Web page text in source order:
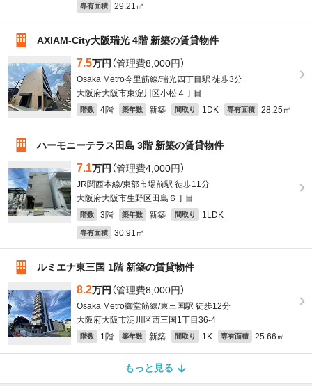
専有面積 29.21㎡
AXIAM-City大阪瑞光 4階 新築の賃貸物件
7.5万円 （管理費8,000円）
Osaka Metro今里筋線/瑞光四丁目駅 徒歩3分
大阪府大阪市東淀川区小松４丁目
階数 4階 築年数 新築 間取り 1DK 専有面積 28.25㎡
ハーモニーテラス田島 3階 新築の賃貸物件
7.1万円 （管理費4,000円）
JR関西本線/東部市場前駅 徒歩11分
大阪府大阪市生野区田島６丁目
階数 3階 築年数 新築 間取り 1LDK
専有面積 30.91㎡
ルミエナ東三国 1階 新築の賃貸物件
8.2万円 （管理費8,000円）
Osaka Metro御堂筋線/東三国駅 徒歩12分
大阪府大阪市淀川区西三国1丁目36-4
階数 1階 築年数 新築 間取り 1K 専有面積 25.66㎡
もっと見る